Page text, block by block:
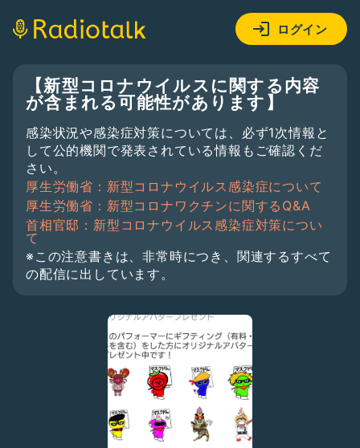
ログイン
【新型コロナウイルスに関する内容
が含まれる可能性があります】
感染状況や感染症対策については、必ず1次情報と
して公的機関で発表されている情報もご確認くだ
さい。
厚生労働省：新型コロナウイルス感染症について
厚生労働省：新型コロナワクチンに関するQ&A
首相官邸：新型コロナウイルス感染症対策につい
て
※この注意書きは、非常時につき、関連するすべて
の配信に出しています。